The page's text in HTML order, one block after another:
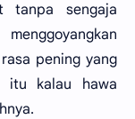
tanpa sengaja
pening yang
itu kalau hawa